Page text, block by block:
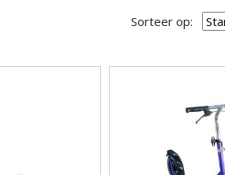
Sorteer op: